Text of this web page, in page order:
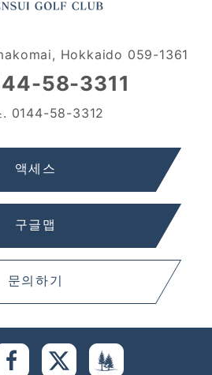
Hokkaido 059-1361
58-3311
. 0144-58-3312
액세스
구글맵
문의하기